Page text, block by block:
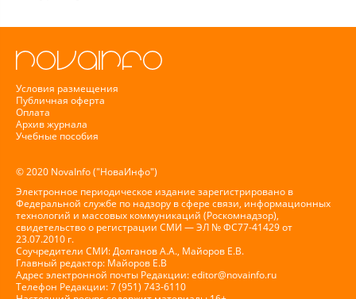
Условия размещения
Публичная оферта
Оплата
Архив журнала
Учебные пособия
© 2020 NovaInfo ("НоваИнфо")
Электронное периодическое издание зарегистрировано в
Федеральной службе по надзору в сфере связи, информационных
технологий и массовых коммуникаций (Роскомнадзор),
свидетельство о регистрации СМИ — ЭЛ № ФС77-41429 от
23.07.2010 г.
Соучредители СМИ: Долганов А.А., Майоров Е.В.
Главный редактор: Майоров Е.В
Адрес электронной почты Редакции:editor@novainfo.ru
Телефон Редакции: 7 (951) 743-6110